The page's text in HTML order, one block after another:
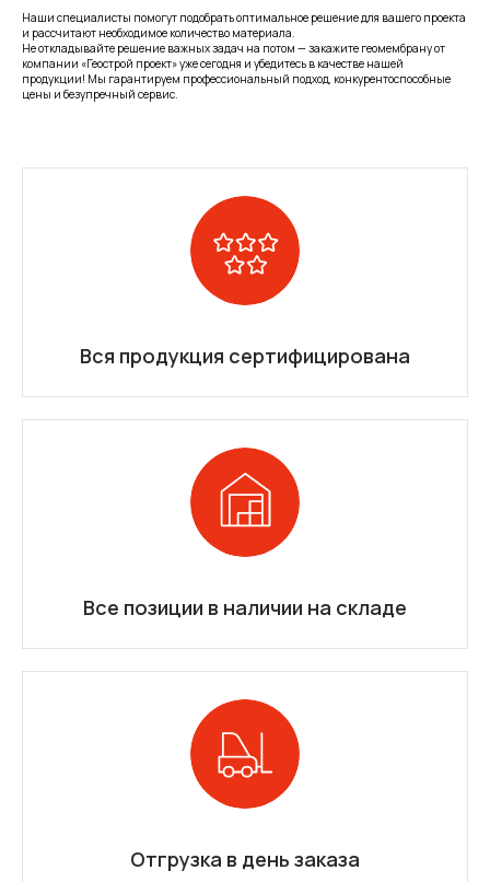
Наши специалисты помогут подобрать оптимальное решение для вашего проекта
и рассчитают необходимое количество материала.
Не откладывайте решение важных задач на потом — закажите геомембрану от
компании «Геострой проект» уже сегодня и убедитесь в качестве нашей
продукции! Мы гарантируем профессиональный подход, конкурентоспособные
цены и безупречный сервис.
Вся продукция сертифицирована
Все позиции в наличии на складе
Отгрузка в день заказа